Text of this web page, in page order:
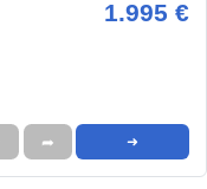
1.995 €
➦ ➜